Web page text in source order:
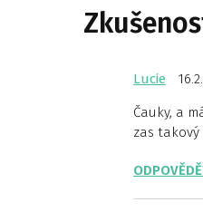
Lucie
Čauky, a
zas